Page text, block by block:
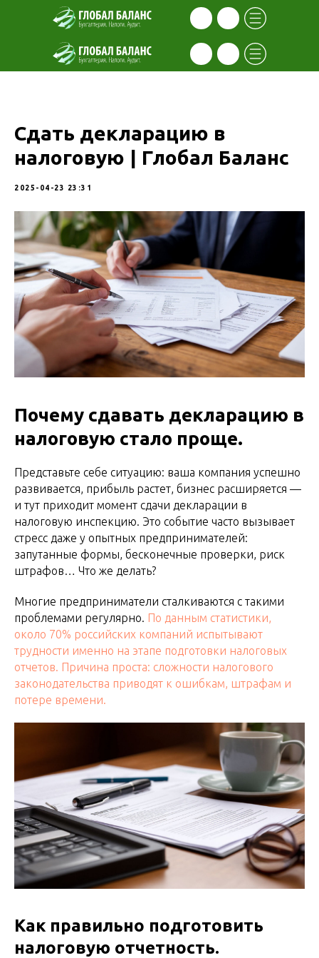
Сдать декларацию в
налоговую | Глобал Баланс
2025-04-23 23:31
Почему сдавать декларацию в
налоговую стало проще.
Представьте себе ситуацию: ваша компания успешно
развивается, прибыль растет, бизнес расширяется —
и тут приходит момент сдачи декларации в
налоговую инспекцию. Это событие часто вызывает
стресс даже у опытных предпринимателей:
запутанные формы, бесконечные проверки, риск
штрафов… Что же делать?
Многие предприниматели сталкиваются с такими
проблемами регулярно. По данным статистики,
около 70% российских компаний испытывают
трудности именно на этапе подготовки налоговых
отчетов. Причина проста: сложности налогового
законодательства приводят к ошибкам, штрафам и
потере времени.
Как правильно подготовить
налоговую отчетность.